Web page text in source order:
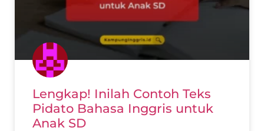
Lengkap! Inilah Contoh Teks
Pidato Bahasa Inggris untuk
Anak SD